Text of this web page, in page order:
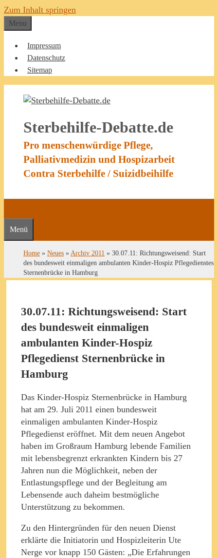
Zum Inhalt springen
Menu
Impressum
Datenschutz
Sitemap
Sterbehilfe-Debatte.de
Pro menschenwürdige Pflege,
Palliativmedizin und Hospizarbeit
Contra Sterbehilfe / Suizidbeihilfe
Menü
Home » Neues » Archiv 2011 » 30.07.11: Richtungsweisend: Start
des bundesweit einmaligen ambulanten Kinder-Hospiz Pflegedienstes
Sternenbrücke in Hamburg
30.07.11: Richtungsweisend: Start
des bundesweit einmaligen
ambulanten Kinder-Hospiz
Pflegedienst Sternenbrücke in
Hamburg
Das Kinder-Hospiz Sternenbrücke in Hamburg
hat am 29. Juli 2011 einen bundesweit
einmaligen ambulanten Kinder-Hospiz
Pflegedienst eröffnet. Mit dem neuen Angebot
haben im Großraum Hamburg lebende Familien
mit lebensbegrenzt erkrankten Kindern bis 27
Jahren nun die Möglichkeit, neben der
Entlastungspflege und der Begleitung am
Lebensende auch daheim bestmögliche
Unterstützung zu bekommen.
Zu den Hintergründen für den neuen Dienst
erklärte die Initiatorin und Hospizleiterin Ute
Nerge vor knapp 150 Gästen: „Die Erfahrungen